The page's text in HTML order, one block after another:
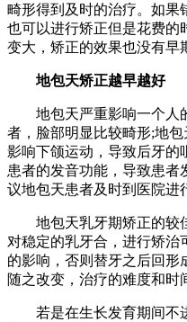
畸形得到及时的治疗。如果
也可以进行矫正但是花费的
变大，矫正的效果也没有早
地包天矫正越早越好
地包天严重影响一个人
者，脸部明显比较畸形;地
影响下颌运动，导致后牙的
患者的发音功能，导致患者
议地包天患者及时到医院进
地包天乳牙期矫正的较
对稳定的乳牙合，进行矫治
的影响，否则替牙之后回形
随之改变，治疗的难度和时
若是在生长发育期间不